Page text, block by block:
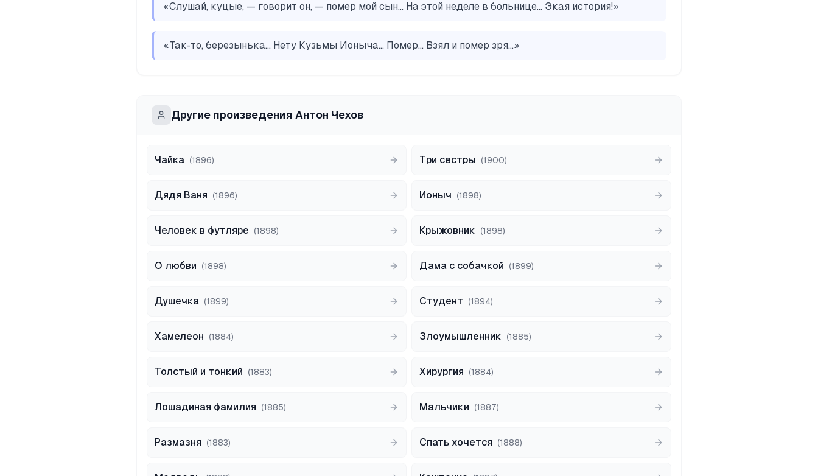
«Слушай, куцые, — говорит он, — помер мой сын... На этой неделе в больнице... Экая история!»
«Так-то, березынька... Нету Кузьмы Ионыча... Помер... Взял и помер зря...»
Другие произведения Антон Чехов
Чайка (1896) Три сестры (1900)
Дядя Ваня (1896) Ионыч (1898)
Человек в футляре (1898) Крыжовник (1898)
О любви (1898) Дама с собачкой (1899)
Душечка (1899) Студент (1894)
Хамелеон (1884) Злоумышленник (1885)
Толстый и тонкий (1883) Хирургия (1884)
Лошадиная фамилия (1885) Мальчики (1887)
Размазня (1883) Спать хочется (1888)